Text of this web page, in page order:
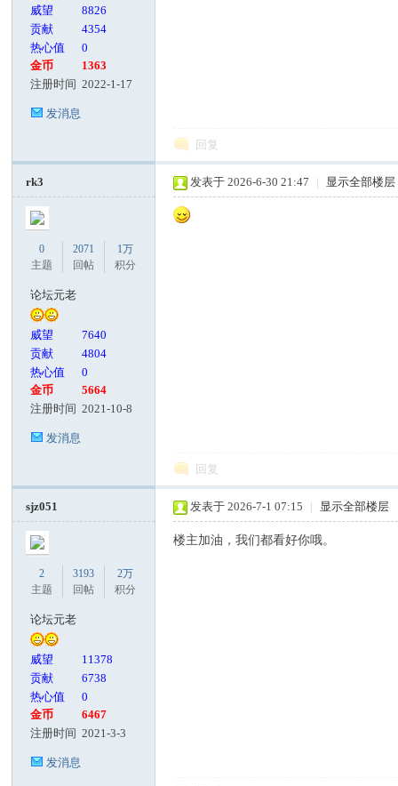
威望
8826
贡献
4354
热心值
0
金币
1363
注册时间 2022-1-17
发消息
回复
rk3
0
主题
2071
回帖
1万
积分
论坛元老
威望
7640
贡献
4804
热心值
0
金币
5664
注册时间 2021-10-8
发消息
发表于 2026-6-30 21:47 | 显示全部楼层
回复
sjz051
2
主题
3193
回帖
2万
积分
论坛元老
威望
11378
贡献
6738
热心值
0
金币
6467
注册时间 2021-3-3
发消息
发表于 2026-7-1 07:15 | 显示全部楼层
楼主加油，我们都看好你哦。